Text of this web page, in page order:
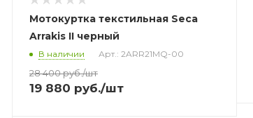
Мотокуртка текстильная Seca
Arrakis II черный
В наличии Арт.: 2ARR21MQ-00
28 400руб./шт
19 880 руб./шт